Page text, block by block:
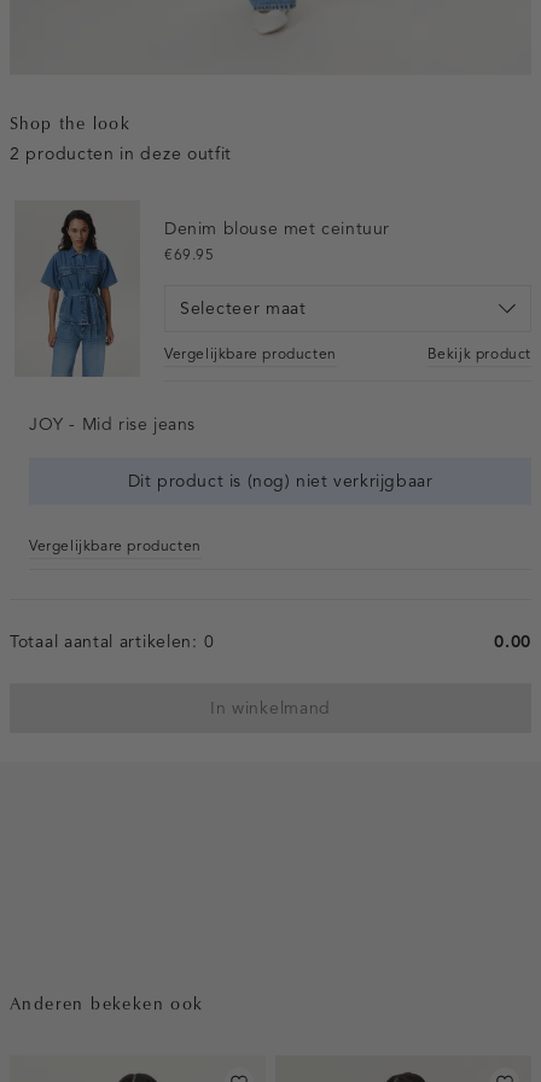
Shop the look
2 producten in deze outfit
Denim blouse met ceintuur
€69.95
Selecteer maat
Vergelijkbare producten Bekijk product
JOY - Mid rise jeans
Dit product is (nog) niet verkrijgbaar
Vergelijkbare producten
Totaal aantal artikelen: 0 0.00
In winkelmand
Anderen bekeken ook